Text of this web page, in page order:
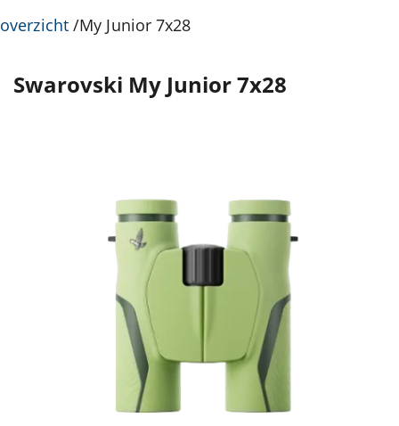
overzicht/My Junior 7x28
Swarovski My Junior 7x28